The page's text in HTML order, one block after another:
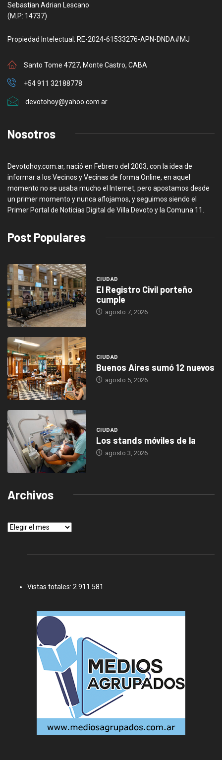
Sebastian Adrian Lescano
(M.P: 14737)
Propiedad Intelectual: RE-2024-61533276-APN-DNDA#MJ
Santo Tome 4727, Monte Castro, CABA
+54 911 32188778
devotohoy@yahoo.com.ar
Nosotros
Devotohoy.com.ar, nació en Febrero del 2003, con la idea de
informar a los Vecinos y Vecinas de forma Online, en aquel
momento no se usaba mucho el Internet, pero apostamos desde
un primer momento y nunca aflojamos, y seguimos siendo el
Primer Portal de Noticias Digital de Villa Devoto y la Comuna 11.
Post Populares
CIUDAD
El Registro Civil porteño
cumple
agosto 7, 2026
CIUDAD
Buenos Aires sumó 12 nuevos
agosto 5, 2026
CIUDAD
Los stands móviles de la
agosto 3, 2026
Archivos
Archivos
Vistas totales: 2.911.581